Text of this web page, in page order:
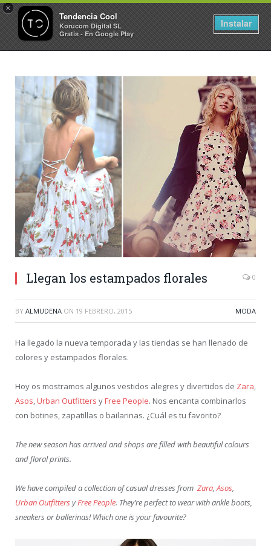
×
Tendencia Cool
Korucom Digital SL
Gratis - En Google Play
Instalar
Llegan los estampados florales 0
BY ALMUDENA ON 19 FEBRERO, 2015 MODA
Ha llegado la nueva temporada y las tiendas se han llenado de
colores y estampados florales.
Hoy os mostramos algunos vestidos alegres y divertidos de Zara,
Asos,Urban Outfitters yFree People. Nos encanta combinarlos
con botines, zapatillas o bailarinas. ¿Cuál es tu favorito?
The new season has arrived and shops are filled with beautiful colours
and floral prints.
We have compiled a collection of casual dresses from Zara,Asos,
Urban OutfittersyFree People. They’re perfect to wear with ankle boots,
sneakers or ballerinas! Which one is your favourite?